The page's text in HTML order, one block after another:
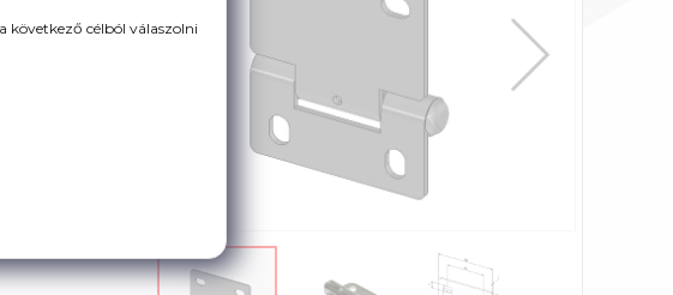
következő célból válaszolni